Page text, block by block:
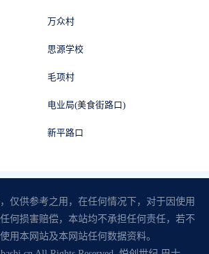
万众村
思源学校
毛项村
电业局(美食街路口)
新平路口
仅供参考之用，在任何情况下，对于因使用
何损害赔偿，本站均不承担任何责任，若不
用本网站及本网站任何数据资料。